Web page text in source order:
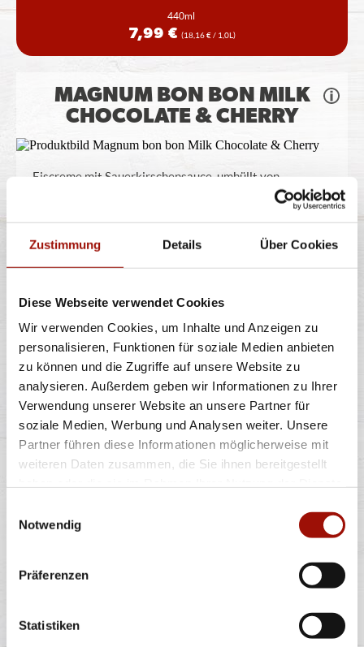
Zustimmung Details Über Cookies
Diese Webseite verwendet Cookies
Wir verwenden Cookies, um Inhalte und Anzeigen zu
personalisieren, Funktionen für soziale Medien anbieten
zu können und die Zugriffe auf unsere Website zu
analysieren. Außerdem geben wir Informationen zu Ihrer
Verwendung unserer Website an unsere Partner für
soziale Medien, Werbung und Analysen weiter. Unsere
Partner führen diese Informationen möglicherweise mit
weiteren Daten zusammen, die Sie ihnen bereitgestellt
Notwendig
Präferenzen
Statistiken
440ml
7,99 € (18,16 € / 1,0L)
MAGNUM BON BON MILK
CHOCOLATE & CHERRY
Eiscreme mit Sauerkirschensauce, umhüllt von
mehr
6,99 €
MAGNUM DOUBLE WHITE
CHOCOLATE & COOKIES
Eiscreme mit Kakao-Kekssauce (7%), weisser
Schokolade (22%) und Keksstückchen (0,7%)
Grammaturen oder Durchmessern, bspw. der Pizzen sind circa-
Angaben und können durch die Zubereitung geringfügig variieren.